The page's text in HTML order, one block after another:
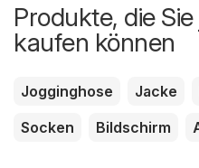
Produkte, die
kaufen können
Jogginghose Jacke
Socken
Bildschirm